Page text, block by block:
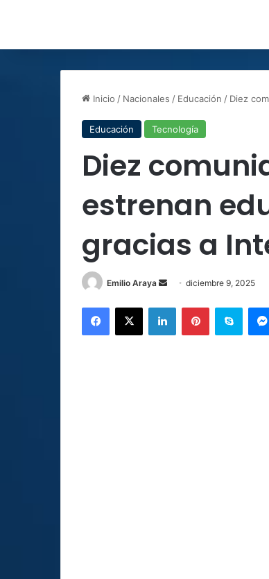
Inicio / Nacionales / Educación / Diez
Educación Tecnología
Diez
estrenan
gracias a
Emilio Araya
Senddiciembre 9, 2025
Facebook
X LinkedInPinterestSkype